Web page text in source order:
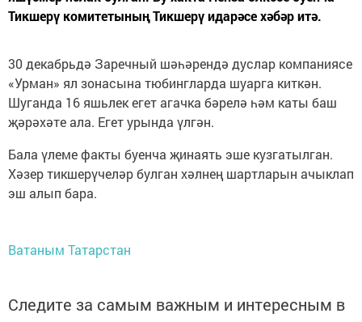
Тикшерү комитетының Тикшерү идарәсе хәбәр итә.
30 декабрьдә Заречный шәһәрендә дуслар компаниясе
«Урман» ял зонасына тюбингларда шуарга киткән.
Шуганда 16 яшьлек егет агачка бәрелә һәм каты баш
җәрәхәте ала. Егет урында үлгән.
Бала үлеме факты буенча җинаять эше кузгатылган.
Хәзер тикшерүчеләр булган хәлнең шартларын ачыклап
эш алып бара.
Ватаным Татарстан
Следите за самым важным и интересным в